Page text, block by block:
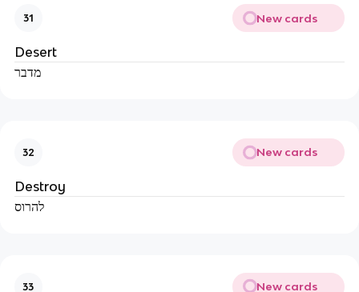
31 New cards
Desert
מדבר
32 New cards
Destroy
להרוס
33 New cards